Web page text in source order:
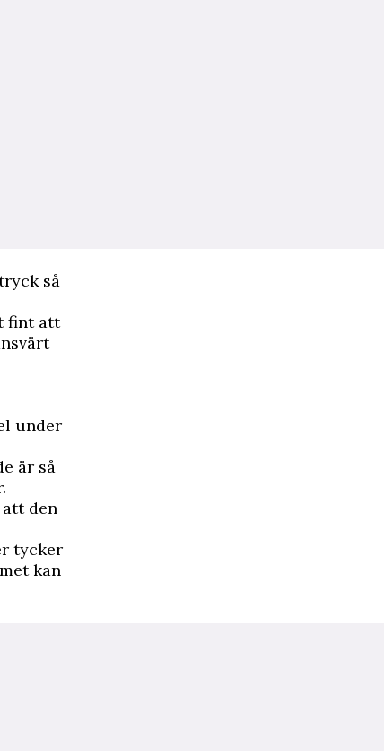
så
fint att
under
är så
den
tycker
kan